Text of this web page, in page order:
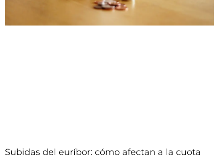
Subidas del euríbor: cómo afectan a la cuota